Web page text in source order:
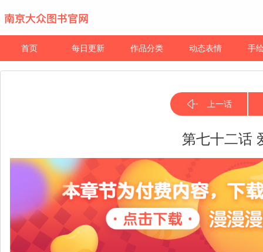
首页 每日更新 作品分类 动态表情 手
上一话
第七十二话